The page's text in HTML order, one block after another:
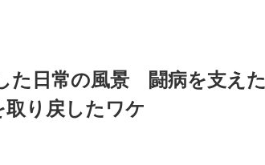
た日常の風景 闘病を支えた
り戻したワケ